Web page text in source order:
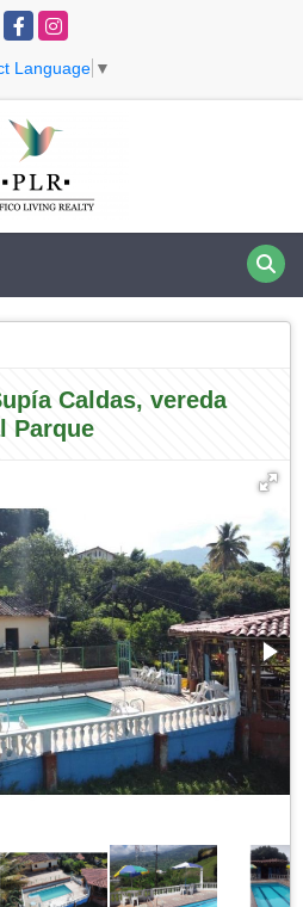
FacebookInstagram
Language ▼
Caldas, vereda
Parque